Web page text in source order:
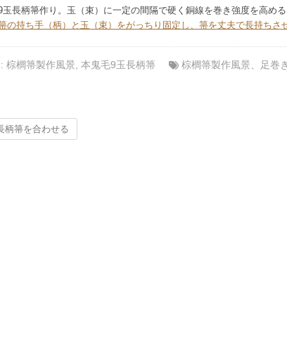
長柄箒作り。玉（束）に一定の間隔で硬く銅線を巻き強度を高める
の持ち手（柄）と玉（束）をがっちり固定し、箒を丈夫で長持ちさ
棕櫚箒製作風景 本鬼毛9玉長柄箒 棕櫚箒製作風景 足巻き
柄箒を合わせる